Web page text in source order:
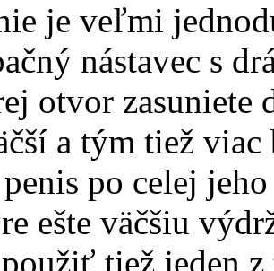
je veľmi
nástavec s
otvor zasuniete
a tým tiež
po celej
ešte väčšiu
tiež jeden